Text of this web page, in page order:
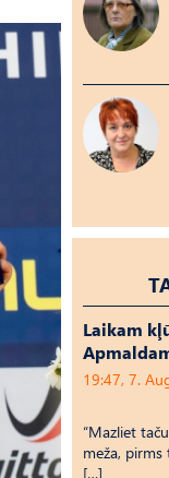
Laikam
19:47, 7.
“Mazliet
meža, pirms
[…]